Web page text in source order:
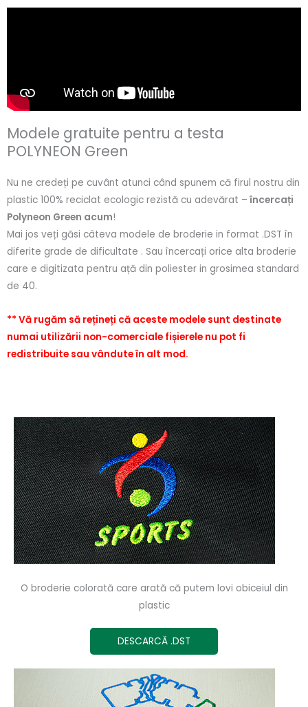
Modele gratuite pentru a testa
POLYNEON Green
Nu ne credeți pe cuvânt atunci când spunem că firul nostru din
plastic 100% reciclat ecologic rezistă cu adevărat – încercați
Polyneon Green acum!
Mai jos veți găsi câteva modele de broderie in format .DST în
diferite grade de dificultate . Sau încercați orice alta broderie
care e digitizata pentru ață din poliester in grosimea standard
de 40.
** Vă rugăm să rețineți că aceste modele sunt destinate
numai utilizării non-comerciale fișierele nu pot fi
redistribuite sau vândute în alt mod.
O broderie colorată care arată că putem lovi obiceiul din
plastic
DESCARCĂ .DST